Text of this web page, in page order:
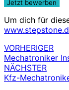
Um dich für
VORHERIGER
Mechatroniker
NÄCHSTER
Kfz-